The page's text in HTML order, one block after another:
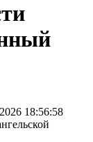
18:56:58